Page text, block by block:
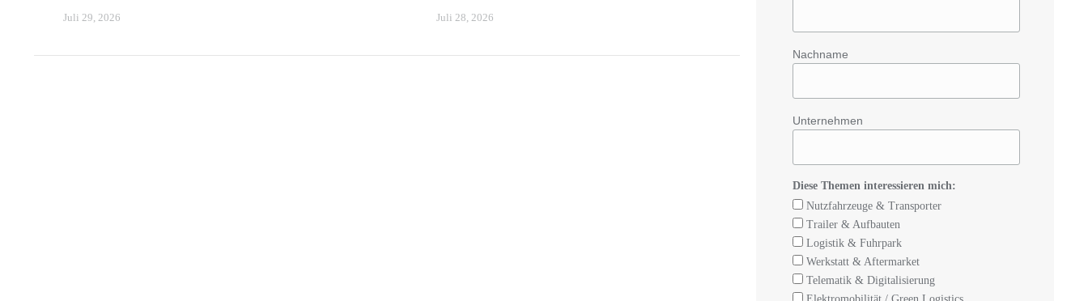
Juli 29, 2026 Juli 28, 2026
Nachname
Unternehmen
Diese Themen interessieren mich:
Nutzfahrzeuge & Transporter
Trailer & Aufbauten
Logistik & Fuhrpark
Werkstatt & Aftermarket
Telematik & Digitalisierung